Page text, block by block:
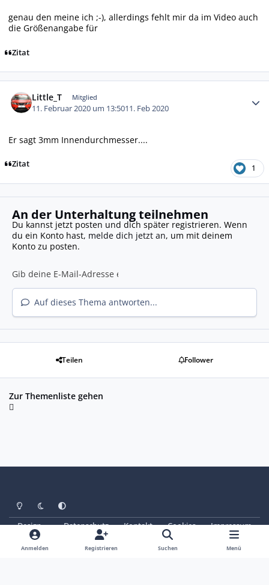
genau den meine ich ;-), allerdings fehlt mir da im Video auch
die Größenangabe für
Zitat
Little_T Mitglied
11. Februar 2020 um 13:5011. Feb 2020
Er sagt 3mm Innendurchmesser....
Zitat 1
An der Unterhaltung teilnehmen
Du kannst jetzt posten und dich später registrieren. Wenn
du ein Konto hast, melde dich jetzt an, um mit deinem
Konto zu posten.
Auf dieses Thema antworten...
Teilen Follower
Zur Themenliste gehen
Heller ModusDunkler Modus
Systemeinstellung
Design Datenschutz Kontakt Cookies
Impressum
© Copyright 2025 - SAABoteure e. V.
Powered by Invision Community
Anmelden Registrieren Suchen Menü